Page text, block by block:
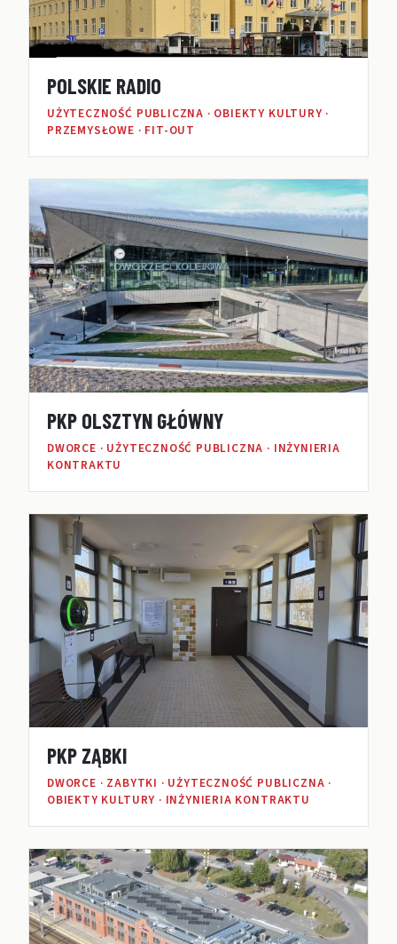
POLSKIE RADIO
UŻYTECZNOŚĆ PUBLICZNA · OBIEKTY KULTURY ·
PRZEMYSŁOWE · FIT-OUT
PKP OLSZTYN GŁÓWNY
DWORCE · UŻYTECZNOŚĆ PUBLICZNA · INŻYNIERIA
KONTRAKTU
PKP ZĄBKI
DWORCE · ZABYTKI · UŻYTECZNOŚĆ PUBLICZNA ·
OBIEKTY KULTURY · INŻYNIERIA KONTRAKTU